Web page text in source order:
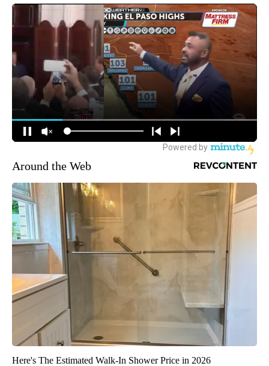
Around the Web
Here's The Estimated Walk-In Shower Price in 2026